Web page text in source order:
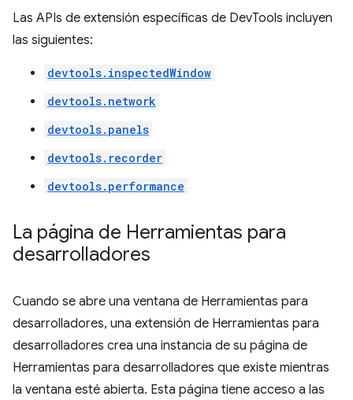
Las APIs de extensión específicas de DevTools incluyen
las siguientes:
devtools.inspectedWindow
devtools.network
devtools.panels
devtools.recorder
devtools.performance
La página de Herramientas para
desarrolladores
Cuando se abre una ventana de Herramientas para
desarrolladores, una extensión de Herramientas para
desarrolladores crea una instancia de su página de
Herramientas para desarrolladores que existe mientras
la ventana esté abierta. Esta página tiene acceso a las